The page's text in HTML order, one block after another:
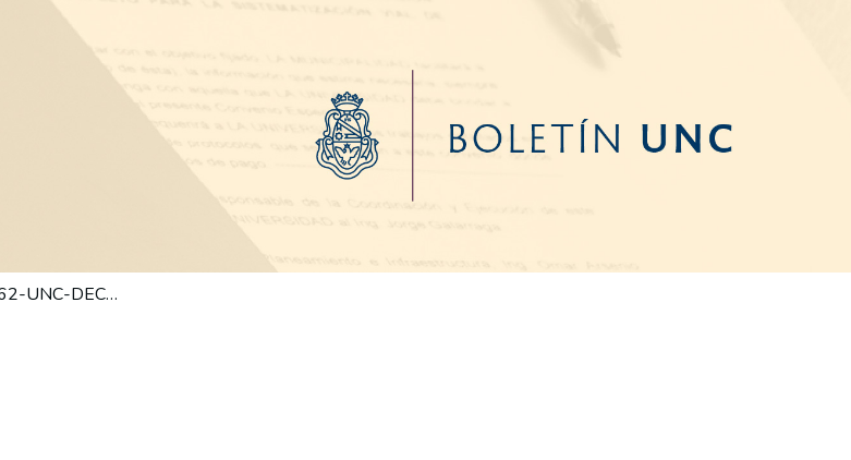
RD-2024-762-UNC-DEC#FA